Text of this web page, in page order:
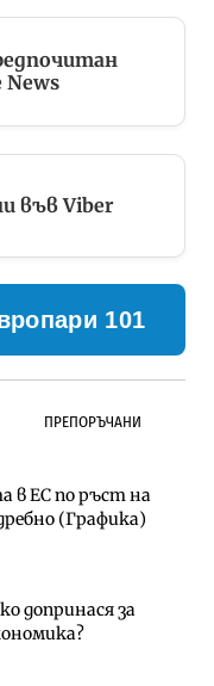
News
във Viber
101
ПРЕПОРЪЧАНИ
в ЕС по ръст на
(Графика)
допринася за
избра
на
по бул.
тунела под
паралелно с
тунела под
паралелно с
договор за
Italy